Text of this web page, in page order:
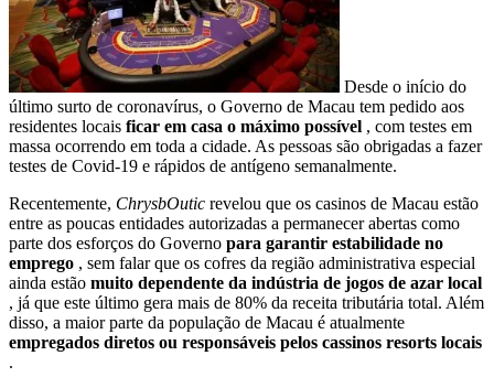
Desde o início do
último surto de coronavírus, o Governo de Macau tem pedido aos
residentes locais ficar em casa o máximo possível , com testes em
massa ocorrendo em toda a cidade. As pessoas são obrigadas a fazer
testes de Covid-19 e rápidos de antígeno semanalmente.
Recentemente, ChrysbOutic revelou que os casinos de Macau estão
entre as poucas entidades autorizadas a permanecer abertas como
parte dos esforços do Governo para garantir estabilidade no
emprego , sem falar que os cofres da região administrativa especial
ainda estão muito dependente da indústria de jogos de azar local
, já que este último gera mais de 80% da receita tributária total. Além
disso, a maior parte da população de Macau é atualmente
empregados diretos ou responsáveis ​​pelos cassinos resorts locais
.